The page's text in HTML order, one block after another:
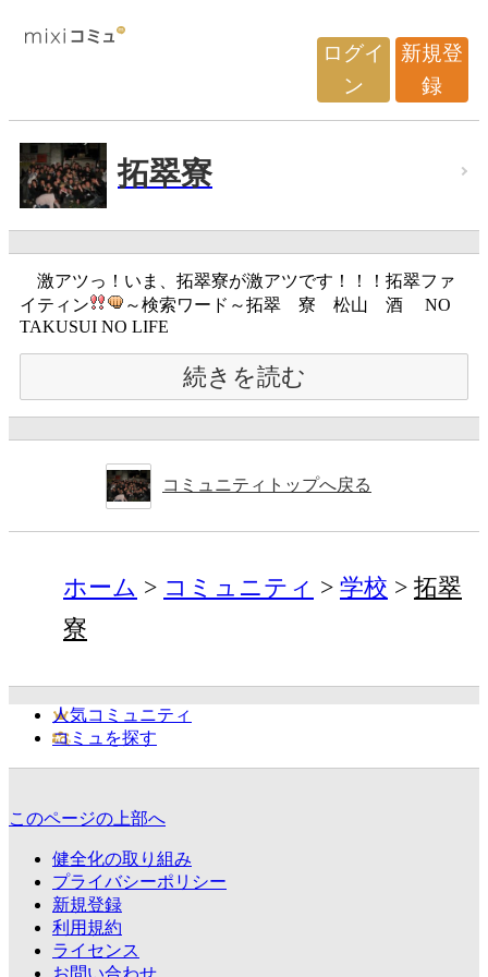
ログイ
ン
新規登
録
拓翠寮
激アツっ！いま、拓翠寮が激アツです！！！拓翠ファ
イティン
～検索ワード～拓翠 寮 松山 酒 NO
TAKUSUI NO LIFE
続きを読む
コミュニティトップへ戻る
ホーム コミュニティ 学校
拓翠
寮
人気コミュニティ
コミュを探す
このページの上部へ
健全化の取り組み
プライバシーポリシー
新規登録
利用規約
ライセンス
お問い合わせ